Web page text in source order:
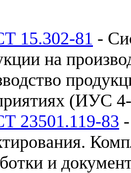
15.302-81 -
на
(ИУС
23501.119-83
и